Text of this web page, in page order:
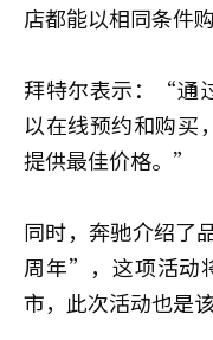
店都能以相同条件购
拜特尔表示：“通
以在线预约和购买
提供最佳价格。”
同时，奔驰介绍了
周年”，这项活动
市，此次活动也是